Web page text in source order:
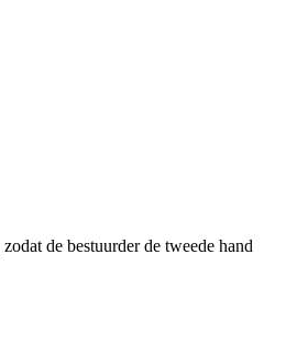
de bestuurder de tweede hand